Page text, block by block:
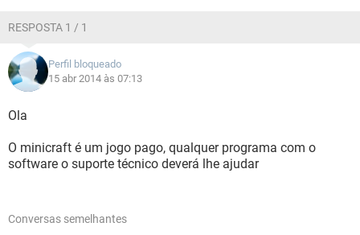
RESPOSTA 1 / 1
Perfil bloqueado
15 abr 2014 às 07:13
Ola
O minicraft é um jogo pago, qualquer programa com o
software o suporte técnico deverá lhe ajudar
Conversas semelhantes